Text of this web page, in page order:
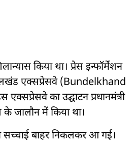
किया था। प्रेस इन्फॉर्मेशन
एक्सप्रेसवे (Bundelkhand
का उद्घाटन प्रधानमंत्री
जालौन में किया था।
सच्चाई बाहर निकलकर आ गई।